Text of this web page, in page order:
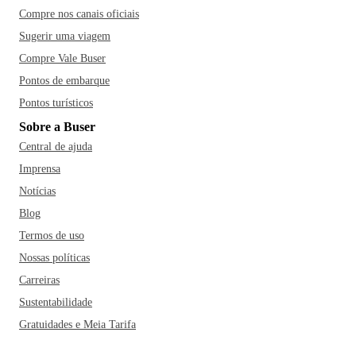
Compre nos canais oficiais
Sugerir uma viagem
Compre Vale Buser
Pontos de embarque
Pontos turísticos
Sobre a Buser
Central de ajuda
Imprensa
Notícias
Blog
Termos de uso
Nossas políticas
Carreiras
Sustentabilidade
Gratuidades e Meia Tarifa